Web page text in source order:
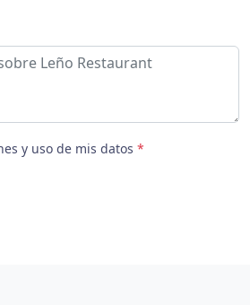
y uso de mis datos *